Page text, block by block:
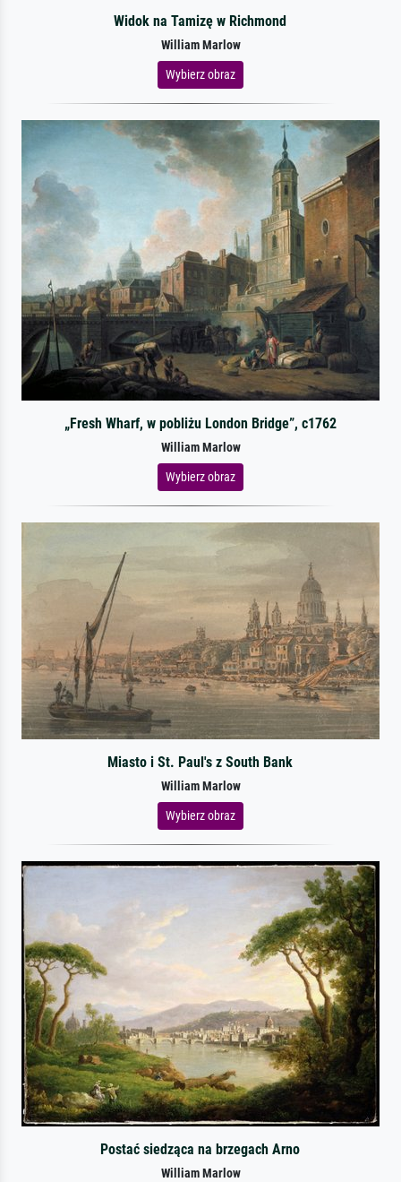
Widok na Tamizę w Richmond
William Marlow
Wybierz obraz
„Fresh Wharf, w pobliżu London Bridge”, c1762
William Marlow
Wybierz obraz
Miasto i St. Paul's z South Bank
William Marlow
Wybierz obraz
Postać siedząca na brzegach Arno
William Marlow